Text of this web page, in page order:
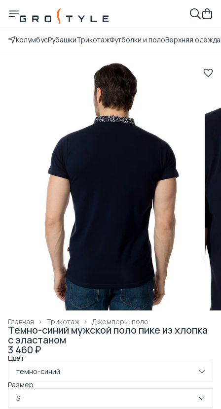
КолумбусРубашкиТрикотажФутболки и полоВерхняя одежда
Джемперы-поло
Трикотаж ›
Главная ›
Темно-синий мужской поло пике из хлопка
с эластаном
3 460 ₽
Цвет
темно-синий
Размер
S